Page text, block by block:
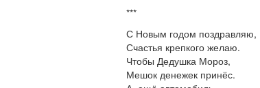
***
С Новым годом поздравляю,
Счастья крепкого желаю.
Чтобы Дедушка Мороз,
Мешок денежек принёс.